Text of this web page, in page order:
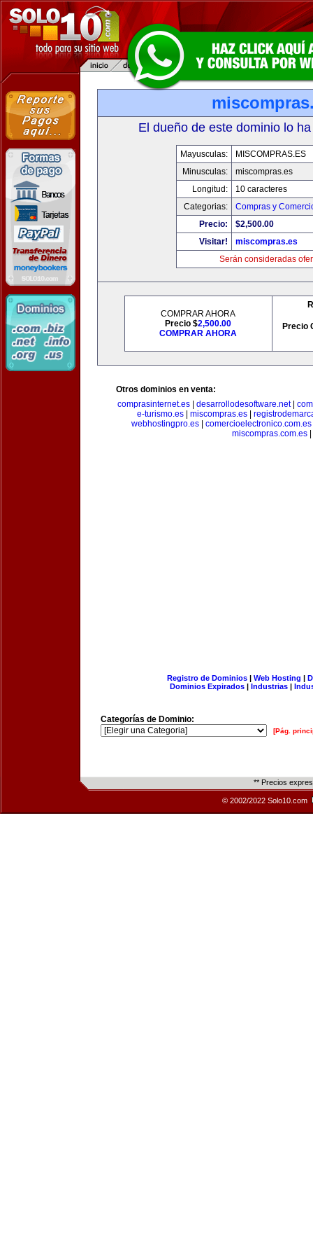
El dueño de este dominio lo
Mayusculas:
MISCOMPRAS.ES
Minusculas:
miscompras.es
Longitud:
10 caracteres
Categorias:
Compras y
Precio:
$2,500.00
Visitar!
miscompras.es
Serán consideradas
COMPRAR AHORA
Precio $2,500.00
COMPRAR AHORA
Precio
Otros dominios en venta:
comprasinternet.es
desarrollodesoftware.net|
e-turismo.es
miscompras.es
webhostingpro.es| comercioelectronico.com.es
miscompras.com.es
Registro de Dominios| Web Hosting |
Dominios Expirados | Industrias |
Categorías de Dominio:
[Pág.
** Precios
© 2002/2022 Solo10.com